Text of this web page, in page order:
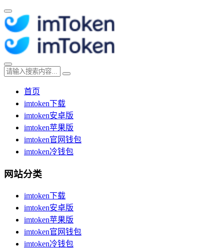
首页
imtoken下载
imtoken安卓版
imtoken苹果版
imtoken官网钱包
imtoken冷钱包
网站分类
imtoken下载
imtoken安卓版
imtoken苹果版
imtoken官网钱包
imtoken冷钱包